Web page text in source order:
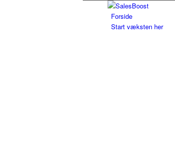
Forside
Start væksten her